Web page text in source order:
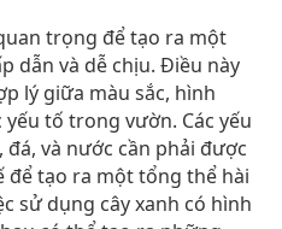
trọng để tạo ra một
dẫn và dễ chịu. Điều này
lý giữa màu sắc, hình
yếu tố trong vườn. Các yếu
và nước cần phải được
để tạo ra một tổng thể hài
sử dụng cây xanh có hình